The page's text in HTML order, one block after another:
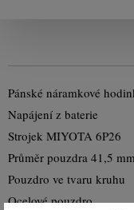
Pánské náramkové
Napájení z baterie
Strojek MIYOTA 6P26
Průměr pouzdra 41,5 mm
Pouzdro ve tvaru kruhu
Ocelové pouzdro